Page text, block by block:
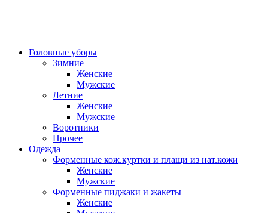
Головные уборы
Зимние
Женские
Мужские
Летние
Женские
Мужские
Воротники
Прочее
Одежда
Форменные кож.куртки и плащи из нат.кожи
Женские
Мужские
Форменные пиджаки и жакеты
Женские